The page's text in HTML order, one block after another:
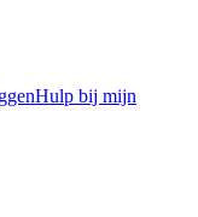
Hulp bij mijn